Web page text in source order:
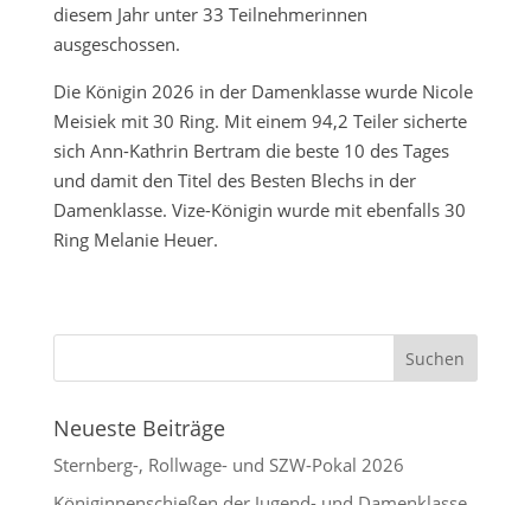
diesem Jahr unter 33 Teilnehmerinnen
ausgeschossen.
Die Königin 2026 in der Damenklasse wurde Nicole
Meisiek mit 30 Ring. Mit einem 94,2 Teiler sicherte
sich Ann-Kathrin Bertram die beste 10 des Tages
und damit den Titel des Besten Blechs in der
Damenklasse. Vize-Königin wurde mit ebenfalls 30
Ring Melanie Heuer.
Neueste Beiträge
Sternberg-, Rollwage- und SZW-Pokal 2026